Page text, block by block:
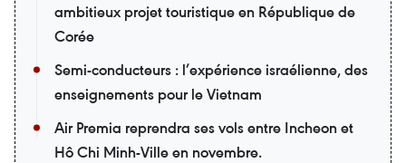
ambitieux projet touristique en République de
Corée
Semi-conducteurs : l’expérience israélienne, des
enseignements pour le Vietnam
Air Premia reprendra ses vols entre Incheon et
Hô Chi Minh-Ville en novembre.